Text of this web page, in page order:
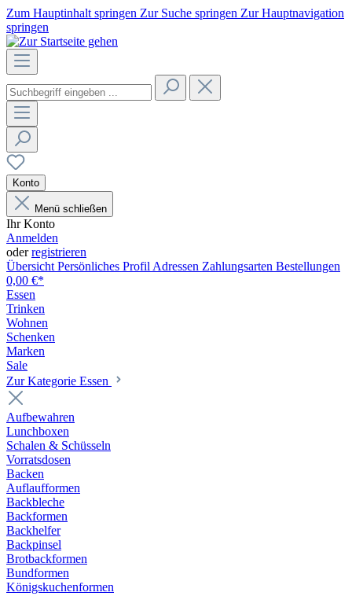
Zum Hauptinhalt springen Zur Suche springen Zur Hauptnavigation
springen
Konto
Menü schließen
Ihr Konto
Anmelden
oderregistrieren
Übersicht Persönliches Profil Adressen Zahlungsarten Bestellungen
0,00 €*
Essen
Trinken
Wohnen
Schenken
Marken
Sale
Zur Kategorie Essen
Aufbewahren
Lunchboxen
Schalen & Schüsseln
Vorratsdosen
Backen
Auflaufformen
Backbleche
Backformen
Backhelfer
Backpinsel
Brotbackformen
Bundformen
Königskuchenformen